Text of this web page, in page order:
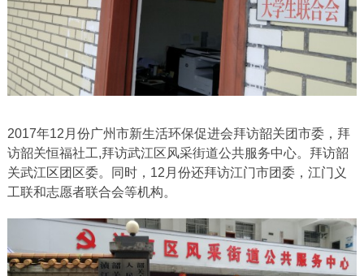
2017年12月份广州市新生活环保促进会拜访韶关团市委，拜
访韶关恒福社工,拜访武江区风采街道公共服务中心。拜访韶
关武江区团区委。同时，12月份还拜访江门市团委，江门义
工联和志愿者联合会等机构。